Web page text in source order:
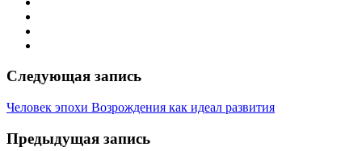
Следующая запись
Человек эпохи Возрождения как идеал развития
Предыдущая запись